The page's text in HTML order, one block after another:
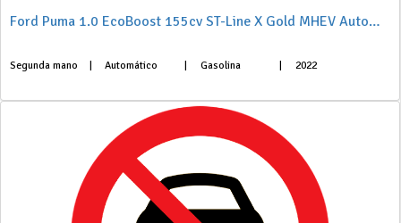
Ford Puma 1.0 EcoBoost 155cv ST-Line X Gold MHEV Automático
Segunda mano Automático Gasolina 2022